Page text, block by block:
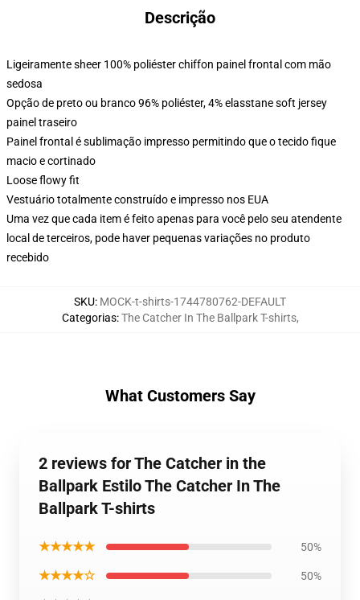
Descrição
Ligeiramente sheer 100% poliéster chiffon painel frontal com mão
sedosa
Opção de preto ou branco 96% poliéster, 4% elasstane soft jersey
painel traseiro
Painel frontal é sublimação impresso permitindo que o tecido fique
macio e cortinado
Loose flowy fit
Vestuário totalmente construído e impresso nos EUA
Uma vez que cada item é feito apenas para você pelo seu atendente
local de terceiros, pode haver pequenas variações no produto
recebido
SKU: MOCK-t-shirts-1744780762-DEFAULT
Categorias:The Catcher In The Ballpark T-shirts,
What Customers Say
2 reviews for The Catcher in the
Ballpark Estilo The Catcher In The
Ballpark T-shirts
★★★★★ 50%
★★★★☆ 50%